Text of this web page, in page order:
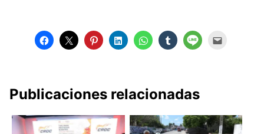
Publicaciones relacionadas